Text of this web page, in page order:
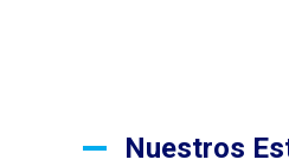
Nuestros